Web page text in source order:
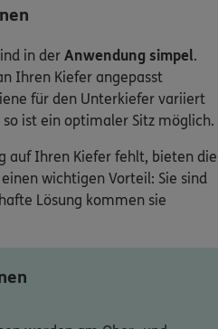
in der Anwendung simpel.
Ihren Kiefer angepasst
für den Unterkiefer variiert
ist ein optimaler Sitz möglich.
auf Ihren Kiefer fehlt, bieten die
wichtigen Vorteil: Sie sind
Lösung kommen sie